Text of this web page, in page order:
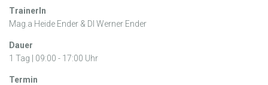
TrainerIn
Mag.a Heide Ender & DI Werner Ender
Dauer
1 Tag | 09:00 - 17:00 Uhr
Termin